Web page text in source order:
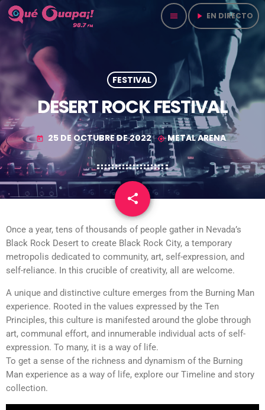
menu play_arrow EN DIRECTO
FESTIVAL
DESERT ROCK FESTIVAL
today 25 DE OCTUBRE DE 2022 my_location METAL ARENA
share
email
Once a year, tens of thousands of people gather in Nevada’s
Black Rock Desert to create Black Rock City, a temporary
metropolis dedicated to community, art, self-expression, and
self-reliance. In this crucible of creativity, all are welcome.
A unique and distinctive culture emerges from the Burning Man
experience. Rooted in the values expressed by the Ten
Principles, this culture is manifested around the globe through
art, communal effort, and innumerable individual acts of self-
expression. To many, it is a way of life.
To get a sense of the richness and dynamism of the Burning
Man experience as a way of life, explore our Timeline and story
collection.